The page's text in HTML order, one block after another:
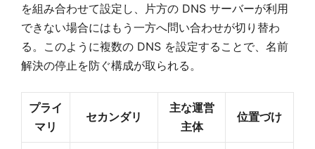
を組み合わせて設定し、片方の DNS サーバーが利用
できない場合にはもう一方へ問い合わせが切り替わ
る。このように複数の DNS を設定することで、名前
解決の停止を防ぐ構成が取られる。
プライ
マリ
セカンダリ
主な運営
主体
位置づけ